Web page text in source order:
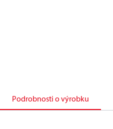
Podrobnosti o výrobku